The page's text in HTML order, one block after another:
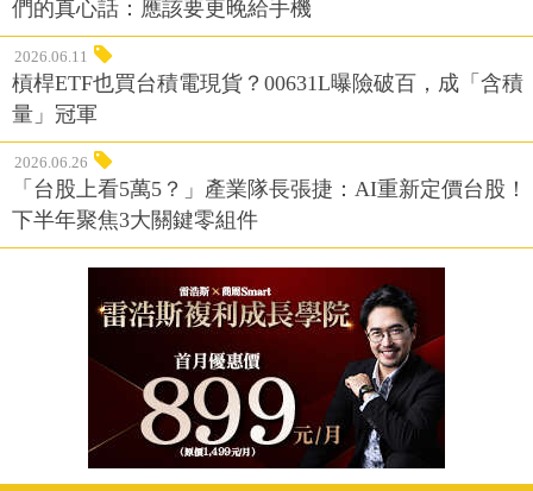
們的真心話：應該要更晚給手機
2026.06.11
槓桿ETF也買台積電現貨？00631L曝險破百，成「含積
量」冠軍
2026.06.26
「台股上看5萬5？」產業隊長張捷：AI重新定價台股！
下半年聚焦3大關鍵零組件